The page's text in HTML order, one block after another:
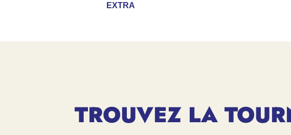
EXTRA
TROUVEZ LA